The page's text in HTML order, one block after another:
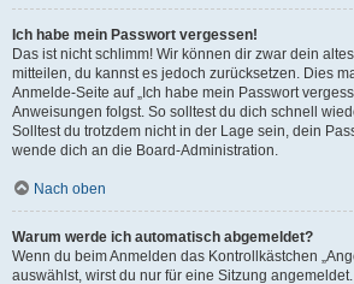
Ich habe mein Passwort vergessen!
Das ist nicht schlimm! Wir können dir zwar dein
mitteilen, du kannst es jedoch zurücksetzen. Dies
Anmelde-Seite auf „Ich habe mein Passwort
Anweisungen folgst. So solltest du dich schnell
Solltest du trotzdem nicht in der Lage sein, dein
wende dich an die Board-Administration.
Nach oben
Warum werde ich automatisch abgemeldet?
Wenn du beim Anmelden das Kontrollkästchen
auswählst, wirst du nur für eine Sitzung